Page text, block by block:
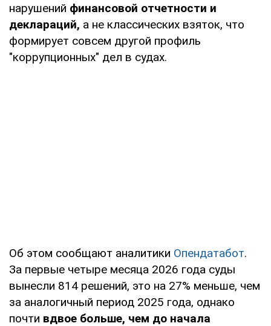
нарушений финансовой отчетности и
деклараций, а не классических взяток, что
формирует совсем другой профиль
"коррупционных" дел в судах.
Об этом сообщают аналитики Опендатабот.
За первые четыре месяца 2026 года суды
вынесли 814 решений, это на 27% меньше, чем
за аналогичный период 2025 года, однако
почти вдвое больше, чем до начала